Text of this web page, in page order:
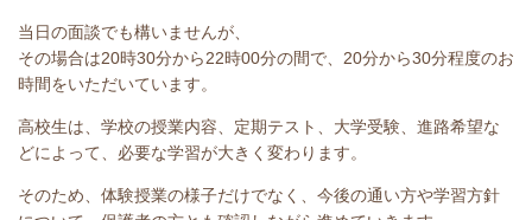
当日の面談でも構いませんが、
その場合は20時30分から22時00分の間で、20分から30分程度のお
時間をいただいています。
高校生は、学校の授業内容、定期テスト、大学受験、進路希望な
どによって、必要な学習が大きく変わります。
そのため、体験授業の様子だけでなく、今後の通い方や学習方針